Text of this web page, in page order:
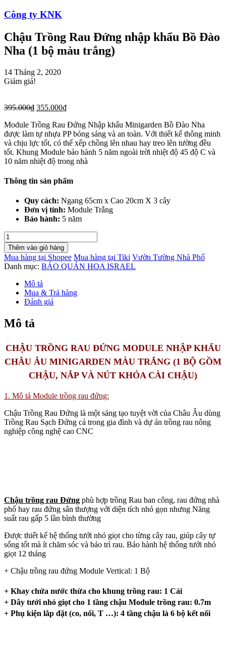
Công ty KNK
Chậu Trồng Rau Đứng nhập khẩu Bồ Đào
Nha (1 bộ màu trắng)
14 Tháng 2, 2020
Giảm giá!
395.000₫ 355.000₫
Module Trồng Rau Đứng Nhập khẩu Minigarden Bồ Đào Nha
được làm tự nhựa PP bóng sáng và an toàn. Với thiết kế thông minh
và chịu lực tốt, có thể xếp chồng lên nhau hay treo lên tường đều
tốt. Khung Module bảo hành 5 năm ngoài trời nhiệt độ 45 độ C và
10 năm nhiệt độ trong nhà
Thông tin sản phẩm
Quy cách: Ngang 65cm x Cao 20cm X 3 cây
Đơn vị tính: Module Trắng
Bảo hành: 5 năm
Chậu
Trồng
Rau
Đứng
nhập
khẩu
Đào
(1
bộ
trắng)
số
lượng
Thêm vào giỏ hàng
Mua hàng tại Shopee Mua hàng tại Tiki Vườn Tường Nhà Phố
Danh mục: BẢO QUẢN HOA ISRAEL
Mô tả
Mua & Trả hàng
Đánh giá
Mô tả
CHẬU TRỒNG RAU ĐỨNG MODULE NHẬP KHẨU
CHÂU ÂU MINIGARDEN MÀU TRẮNG (1 BỘ GỒM
CHẬU, NẮP VÀ NÚT KHÓA CÀI CHẬU)
1. Mô tả Module trồng rau đứng:
Chậu Trồng Rau Đứng là một sáng tạo tuyệt vời của Châu Âu dùng
Trồng Rau Sạch Đứng cả trong gia đình và dự án trồng rau nông
nghiệp công nghệ cao CNC
Chậu trồng rau Đứng phù hợp trồng Rau ban công, rau đứng nhà
phố hay rau đứng sân thượng với diện tích nhỏ gọn nhưng Năng
suất rau gấp 5 lần bình thường
Được thiết kế hệ thống tưới nhỏ giọt cho từng cây rau, giúp cây tự
sống tốt mà ít chăm sóc và bảo trì rau. Bảo hành hệ thống tưới nhỏ
giọt 12 tháng
+ Chậu trồng rau đứng Module Vertical: 1 Bộ
+ Khay chứa nước thừa cho khung trồng rau: 1 Cái
+ Dây tưới nhỏ giọt cho 1 tầng chậu Module trồng rau: 0.7m
+ Phụ kiện lắp đặt (co, nối, T …): 4 tầng chậu là 6 bộ kết nối